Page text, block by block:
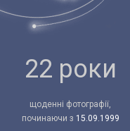
22 роки
щоденні фотографії,
починаючи з 15.09.1999